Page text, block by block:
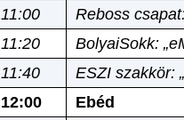
11:00
Reboss
11:20
BolyaiSokk:
11:40
ESZI szakkör:
12:00
Ebéd